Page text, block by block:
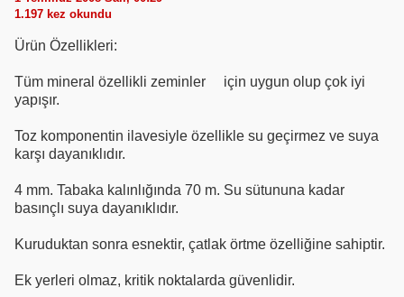
1.197 kez okundu
Ürün Özellikleri:
Tüm mineral özellikli zeminler için uygun olup çok iyi
yapışır.
Toz komponentin ilavesiyle özellikle su geçirmez ve suya
karşı dayanıklıdır.
4 mm. Tabaka kalınlığında 70 m. Su sütununa kadar
basınçlı suya dayanıklıdır.
Kuruduktan sonra esnektir, çatlak örtme özelliğine sahiptir.
Ek yerleri olmaz, kritik noktalarda güvenlidir.